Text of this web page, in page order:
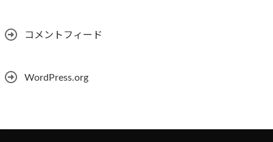
コメントフィード
WordPress.org